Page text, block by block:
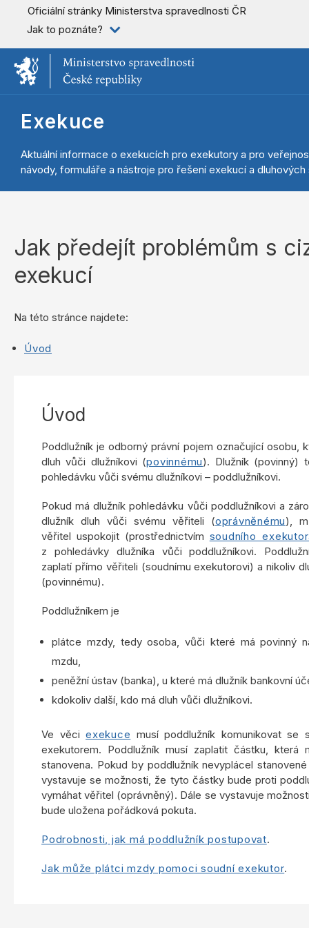
Oficiální stránky Ministerstva spravedlnosti ČR
Jak to poznáte?
Exekuce
Aktuální informace o exekucích pro exekutory a pro
návody, formuláře a nástroje pro řešení exekucí a dluhových
Jak předejít problémům s
exekucí
Na této stránce najdete:
Úvod
Úvod
Poddlužník je odborný právní pojem označující osobu,
dluh vůči dlužníkovi (povinnému). Dlužník (povinný)
pohledávku vůči svému dlužníkovi – poddlužníkovi.
Pokud má dlužník pohledávku vůči poddlužníkovi a
dlužník dluh vůči svému věřiteli (oprávněnému),
věřitel uspokojit (prostřednictvím soudního
z pohledávky dlužníka vůči poddlužníkovi.
zaplatí přímo věřiteli (soudnímu exekutorovi) a nikoliv
(povinnému).
Poddlužníkem je
plátce mzdy, tedy osoba, vůči které má povinný
mzdu,
peněžní ústav (banka), u které má dlužník bankovní
kdokoliv další, kdo má dluh vůči dlužníkovi.
Ve věciexekuce musí poddlužník komunikovat se
exekutorem. Poddlužník musí zaplatit částku, která
stanovena. Pokud by poddlužník nevyplácel
vystavuje se možnosti, že tyto částky bude proti
vymáhat věřitel (oprávněný). Dále se vystavuje
bude uložena pořádková pokuta.
Podrobnosti, jak má poddlužník postupovat.
Jak může plátci mzdy pomoci soudní exekutor.